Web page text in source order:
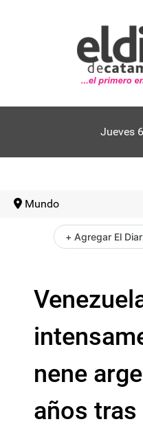
Jueves
Mundo
+ Agregar El
nene
años